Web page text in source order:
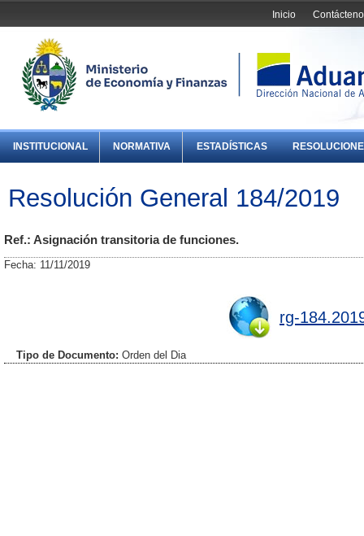
Inicio
INSTITUCIONAL NORMATIVA ESTADÍSTICAS
Resolución General 184/2019
Ref.: Asignación transitoria de funciones.
Fecha: 11/11/2019
rg-
Tipo de Documento: Orden del Dia